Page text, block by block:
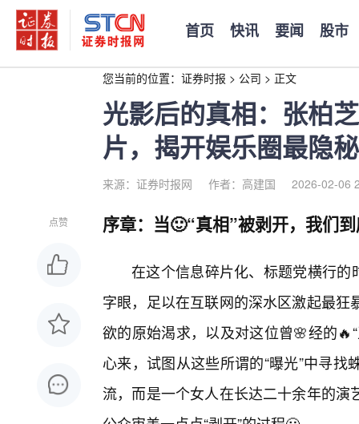
首页 快讯 要闻 股市
您当前的位置： 证券时报 > 公司 > 正文
光影后的真相：张柏
片，揭开娱乐圈最隐
来源：证券时报网 作者：高建国 2026-02-06
点赞 序章：当🙂“真相”被剥开，我们
在这个信息碎片化、标题党横行的
字眼，足以在互联网的深水区激起最
欲的原始渴求，以及对这位曾🌸经的
心来，试图从这些所谓的“曝光”中寻
流，而是一个女人在长达二十余年的